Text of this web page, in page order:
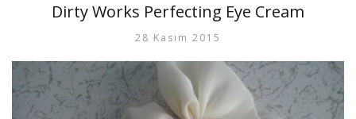
Dirty Works Perfecting Eye Cream
28 Kasım 2015